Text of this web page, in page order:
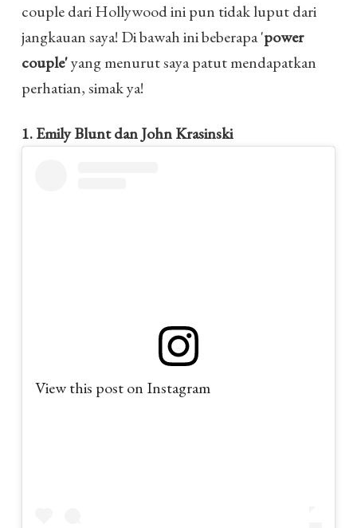
couple dari Hollywood ini pun tidak luput dari
jangkauan saya! Di bawah ini beberapa 'power
couple'yang menurut saya patut mendapatkan
perhatian, simak ya!
1. Emily Blunt dan John Krasinski
View this post on Instagram